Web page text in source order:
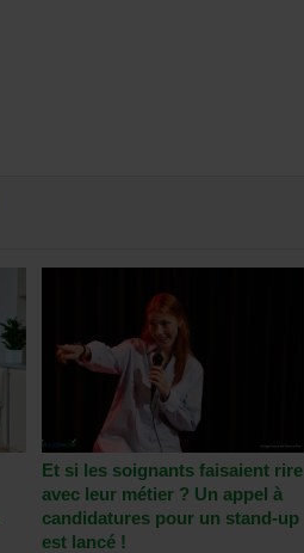
Et si les soignants faisaient rire
avec leur métier ? Un appel à
candidatures pour un stand-up
est lancé !